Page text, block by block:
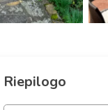
Riepilogo